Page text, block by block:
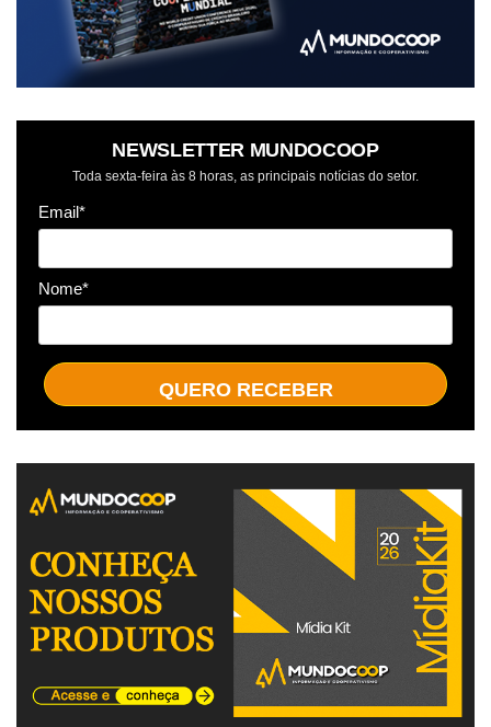
NEWSLETTER MUNDOCOOP
Toda sexta-feira às 8 horas, as principais notícias do setor.
Email*
Nome*
QUERO RECEBER